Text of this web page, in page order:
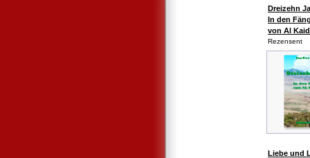
Dreizehn
In den
von Al
Rezensent
Liebe und